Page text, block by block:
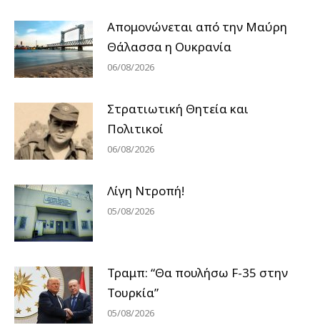
Απομονώνεται από την Μαύρη
Θάλασσα η Ουκρανία
06/08/2026
Στρατιωτική Θητεία και
Πολιτικοί
06/08/2026
Λίγη Ντροπή!
05/08/2026
Τραμπ: “Θα πουλήσω F-35 στην
Τουρκία”
05/08/2026